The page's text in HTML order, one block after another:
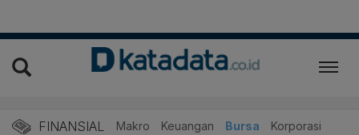
FINANSIAL Makro Keuangan Bursa Korporasi